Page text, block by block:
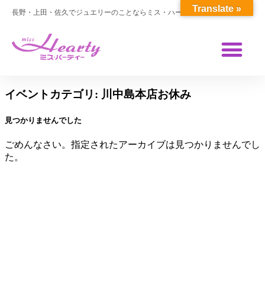
長野・上田・佐久でジュエリーのことならミス・ハーティー
イベントカテゴリ: 川中島本店お休み
見つかりませんでした
ごめんなさい。指定されたアーカイブは見つかりませんでし
た。
Translate »